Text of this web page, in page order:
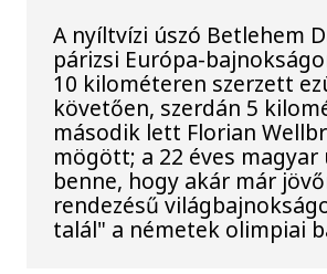
A nyíltvízi úszó Betlehem
párizsi Európa-
10 kilométeren szerzett
követően, szerdán 5
második lett Florian
mögött; a 22 éves magyar
benne, hogy akár már
rendezésű
talál" a németek olimpiai